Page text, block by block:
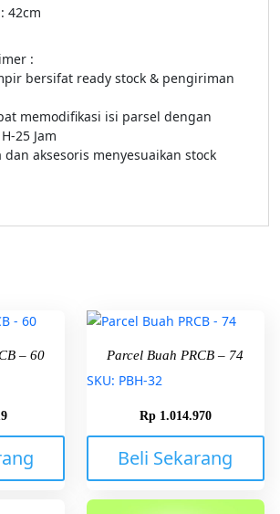
42cm
:
bersifat ready stock & pengiriman
memodifikasi isi parsel dengan
25 Jam
aksesoris menyesuaikan stock
– 60 Parcel Buah PRCB – 74
SKU: PBH-32
Rp1.014.970
Beli Sekarang